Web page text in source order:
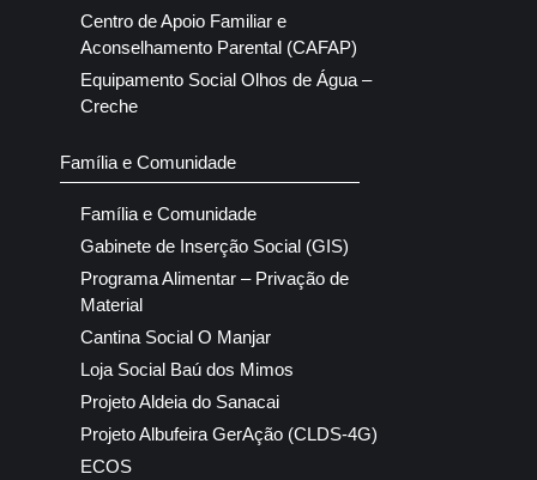
Centro de Apoio Familiar e
Aconselhamento Parental (CAFAP)
Equipamento Social Olhos de Água –
Creche
Família e Comunidade
Família e Comunidade
Gabinete de Inserção Social (GIS)
Programa Alimentar – Privação de
Material
Cantina Social O Manjar
Loja Social Baú dos Mimos
Projeto Aldeia do Sanacai
Projeto Albufeira GerAção (CLDS-4G)
ECOS